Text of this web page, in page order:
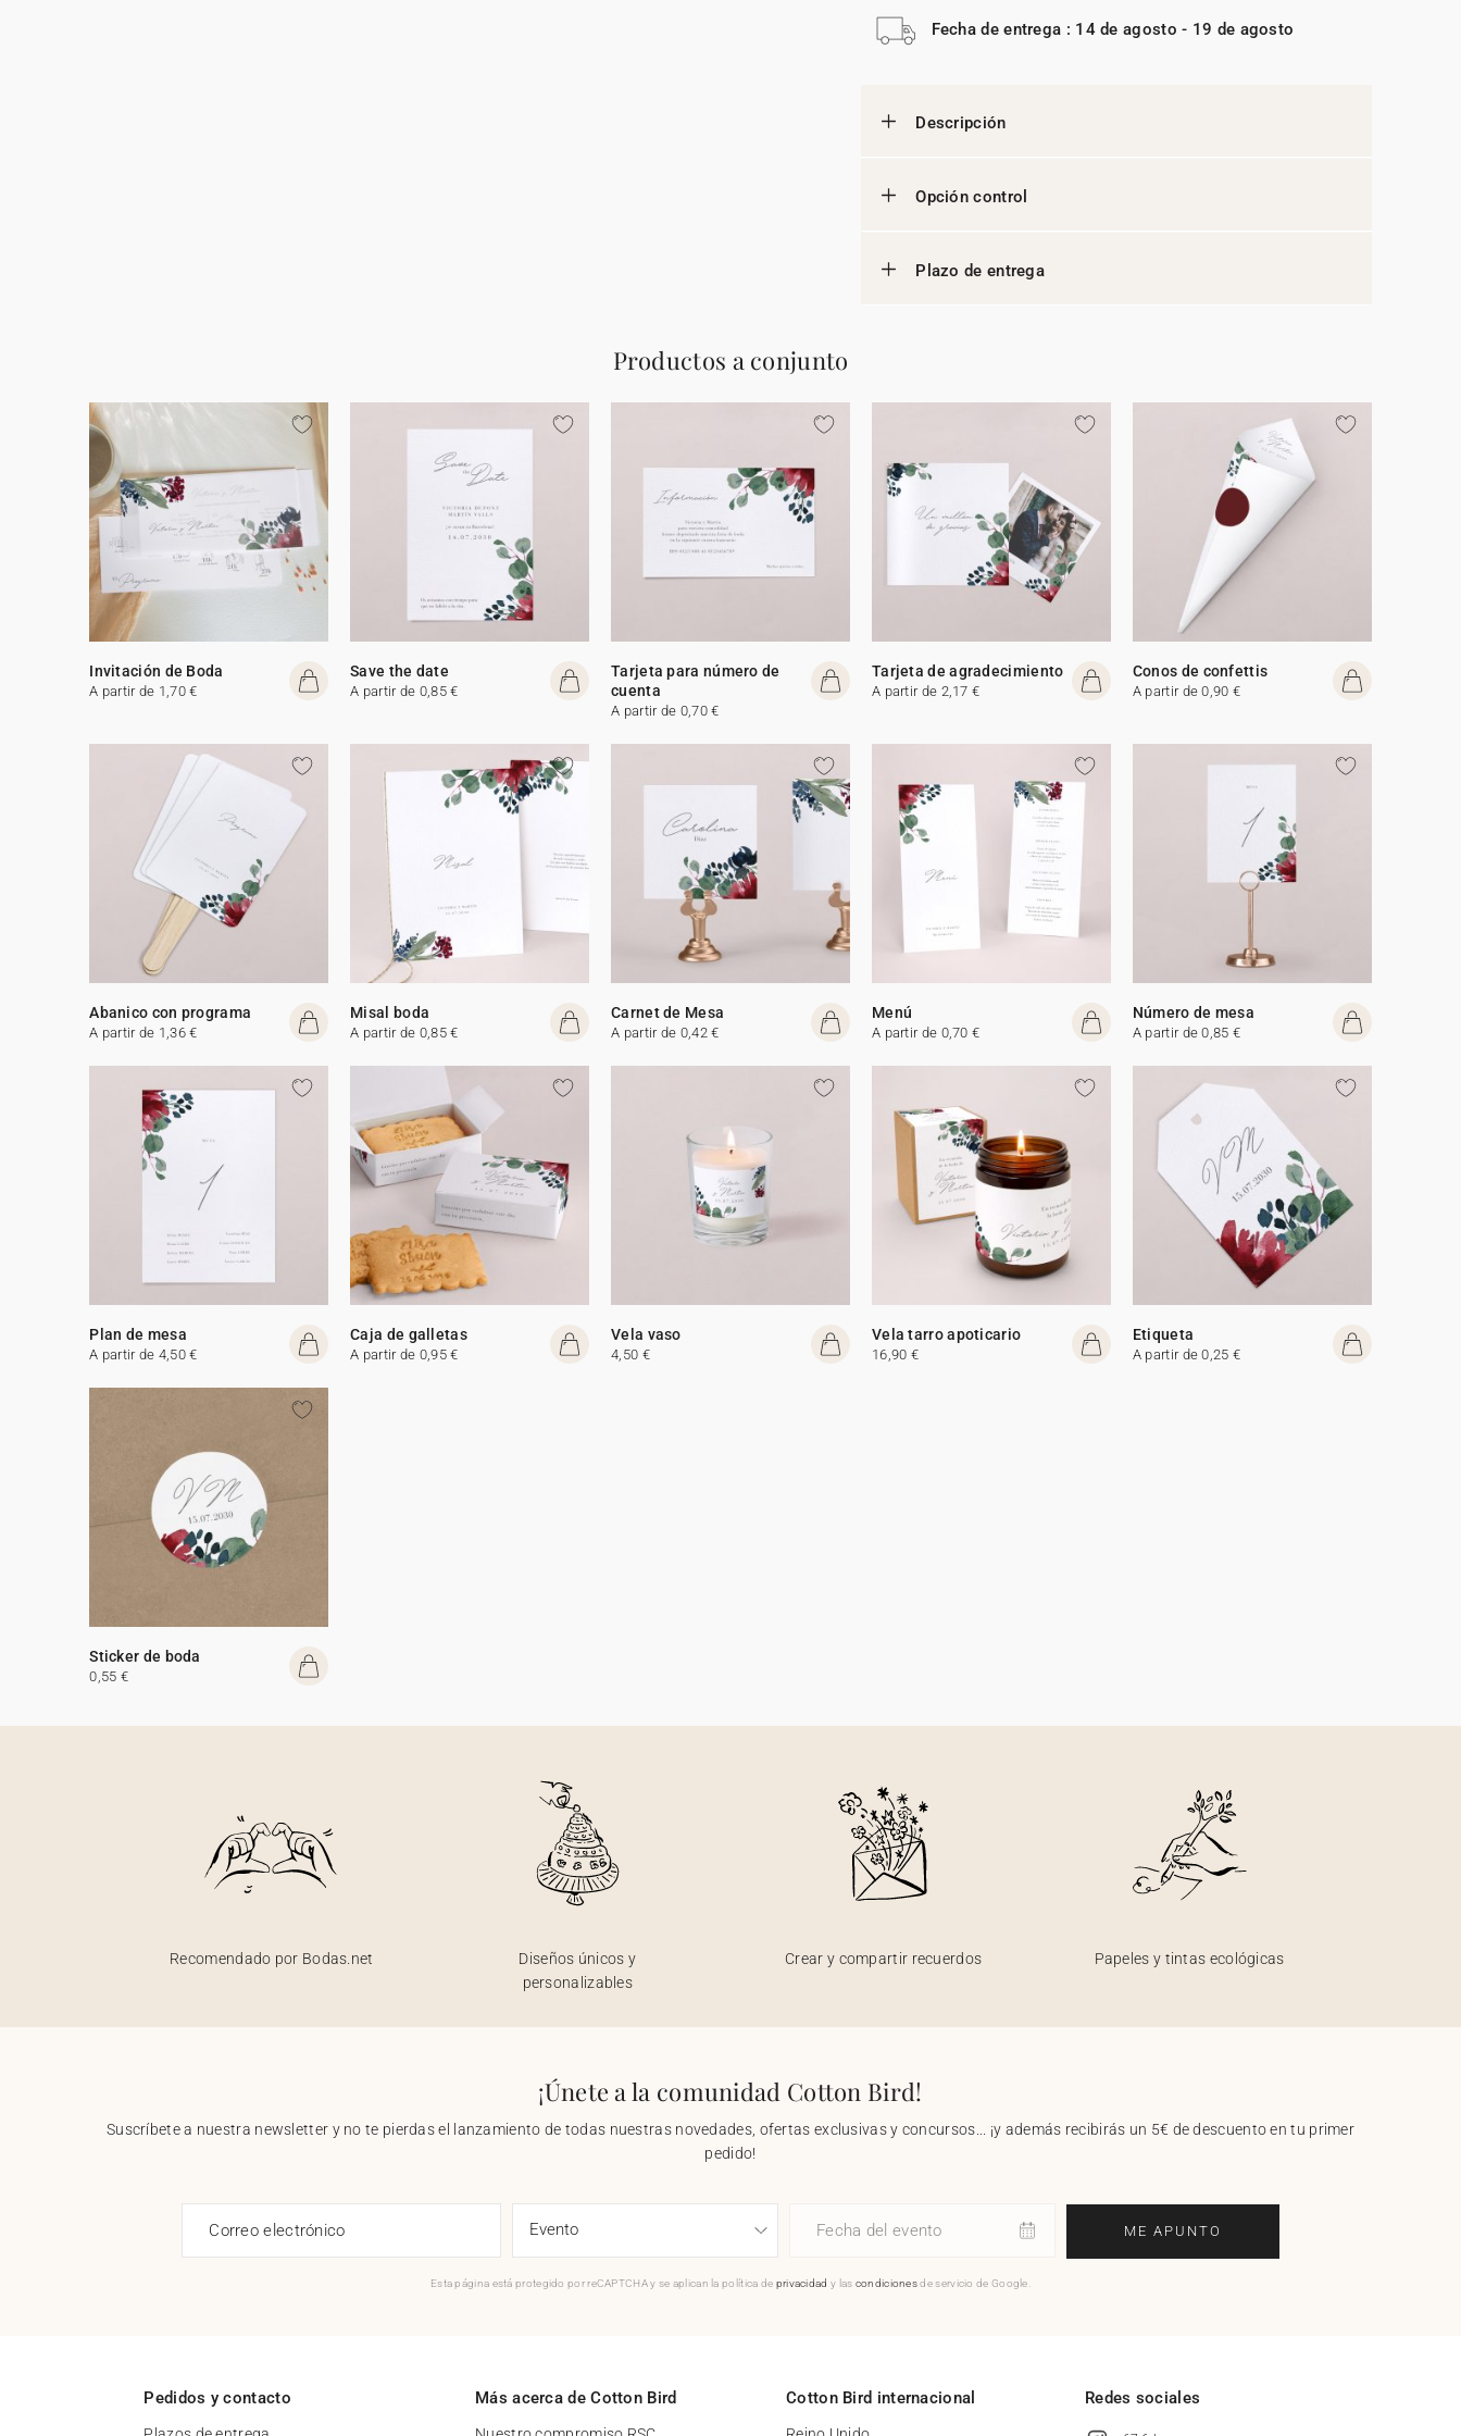
Fecha de entrega : 14 de agosto - 19 de agosto
Descripción
Opción control
Plazo de entrega
Productos a conjunto
Invitación de Boda
A partir de 1,70 €
Save the date
A partir de 0,85 €
Tarjeta para número de
cuenta
A partir de 0,70 €
Tarjeta de agradecimiento
A partir de 2,17 €
Conos de confettis
A partir de 0,90 €
Abanico con programa
A partir de 1,36 €
Misal boda
A partir de 0,85 €
Carnet de Mesa
A partir de 0,42 €
Menú
A partir de 0,70 €
Número de mesa
A partir de 0,85 €
Plan de mesa
A partir de 4,50 €
Caja de galletas
A partir de 0,95 €
Vela vaso
4,50 €
Vela tarro apoticario
16,90 €
Etiqueta
A partir de 0,25 €
Sticker de boda
0,55 €
Recomendado por Bodas.net
Diseños únicos y
personalizables
Crear y compartir recuerdos Papeles y tintas ecológicas
¡Únete a la comunidad Cotton Bird!
Suscríbete a nuestra newsletter y no te pierdas el lanzamiento de todas nuestras novedades, ofertas exclusivas y concursos... ¡y además recibirás un 5€ de descuento en tu primer
pedido!
Correo electrónico Fecha del evento ME APUNTO
Esta página está protegido por reCAPTCHA y se aplican la política de privacidad y las condicionesde servicio de Google.
Pedidos y contacto Más acerca de Cotton Bird Cotton Bird internacional Redes sociales